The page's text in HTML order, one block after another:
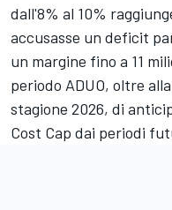
dall'8% al 10%
accusasse un deficit
un margine fino a 11
periodo ADUO, oltre
stagione 2026, di
Cost Cap dai periodi